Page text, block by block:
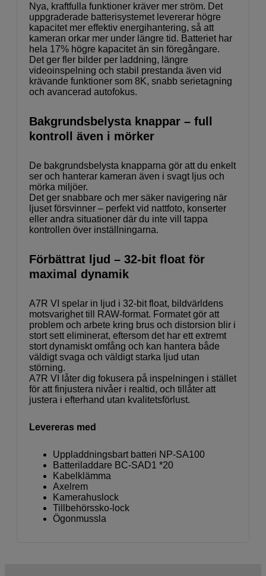
Nya, kraftfulla funktioner kräver mer ström. Det
uppgraderade batterisystemet levererar högre
kapacitet mer effektiv energihantering, så att
kameran orkar mer under längre tid. Batteriet har
hela 17% högre kapacitet än sin föregångare.
Det ger fler bilder per laddning, längre
videoinspelning och stabil prestanda även vid
krävande funktioner som 8K, snabb serietagning
och avancerad autofokus.
Bakgrundsbelysta knappar – full
kontroll även i mörker
De bakgrundsbelysta knapparna gör att du enkelt
ser och hanterar kameran även i svagt ljus och
mörka miljöer.
Det ger snabbare och mer säker navigering när
ljuset försvinner – perfekt vid nattfoto, konserter
eller andra situationer där du inte vill tappa
kontrollen över inställningarna.
Förbättrat ljud – 32-bit float för
maximal dynamik
A7R VI spelar in ljud i 32-bit float, bildvärldens
motsvarighet till RAW-format. Formatet gör att
problem och arbete kring brus och distorsion blir i
stort sett eliminerat, eftersom det har ett extremt
stort dynamiskt omfång och kan hantera både
väldigt svaga och väldigt starka ljud utan
störning.
A7R VI låter dig fokusera på inspelningen i stället
för att finjustera nivåer i realtid, och tillåter att
justera i efterhand utan kvalitetsförlust.
Levereras med
Uppladdningsbart batteri NP-SA100
Batteriladdare BC-SAD1 *20
Kabelklämma
Axelrem
Kamerahuslock
Tillbehörssko-lock
Ögonmussla